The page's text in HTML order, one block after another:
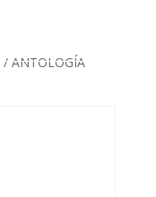
/ ANTOLOGÍA